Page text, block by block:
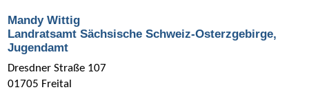
Mandy Wittig
Landratsamt Sächsische Schweiz-Osterzgebirge,
Jugendamt
Dresdner Straße 107
01705 Freital